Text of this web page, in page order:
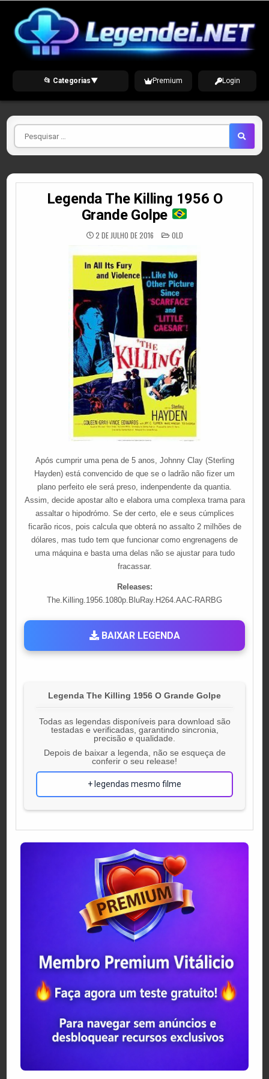
content
📂 Categorias▼ Premium Login
Pesquisar
por
Legenda The Killing 1956 O
Grande Golpe
2 DE JULHO DE 2016 POSTED
IN
OLD
Após cumprir uma pena de 5 anos, Johnny Clay (Sterling
Hayden) está convencido de que se o ladrão não fizer um
plano perfeito ele será preso, indenpendente da quantia.
Assim, decide apostar alto e elabora uma complexa trama para
assaltar o hipodrómo. Se der certo, ele e seus cúmplices
ficarão ricos, pois calcula que obterá no assalto 2 milhões de
dólares, mas tudo tem que funcionar como engrenagens de
uma máquina e basta uma delas não se ajustar para tudo
fracassar.
Releases:
The.Killing.1956.1080p.BluRay.H264.AAC-RARBG
BAIXAR LEGENDA
Legenda The Killing 1956 O Grande Golpe
Todas as legendas disponíveis para download são
testadas e verificadas, garantindo sincronia,
precisão e qualidade.
Depois de baixar a legenda, não se esqueça de
conferir o seu release!
+ legendas mesmo filme